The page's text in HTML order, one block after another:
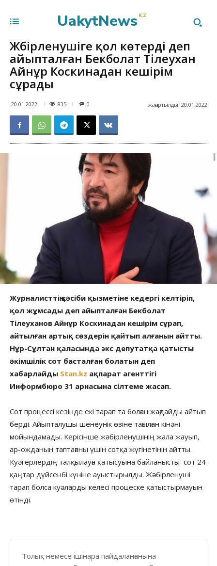
UakytNews KZ
Жәбірленушіге қол көтерді деп
айыпталған Бекболат Тілеухан
Айнұр Коскинадан кешірім
сұрады
20.01.2022 835 жаңартылды: 20.01.2022
0
Журналисттің кәсіби қызметіне кедергі келтіріп,
қол жұмсады деп айыпталған Бекболат
Тілеуханов Айнұр Коскинадан кешірім сұрап,
айтылған артық сөздерін қайтып алғанын айтты.
Нұр-Сұлтан қаласында экс депутатқа қатысты
әкімшілік сот басталған болатын деп
хабарлайды Stan.kz ақпарат агенттігі
Информбюро 31 арнасына сілтеме жасап.
Сот процессі кезінде екі тарап та болған жағдайды айтып
берді. Айыпталушы шенеунік өзіне тағылған кінәні
мойындамады. Керісінше жәбірленушінің жала жауып,
ар-ожданын таптағаны үшін сотқа жүгінетінін айтты.
Куәгерлердің талқылауға қатысуына байланысты сот 24
қаңтар дүйсенбі күніне ауыстырылды. Жәбірленуші
тарап болса куәларды келесі процеске қатыстырмауын
өтінді.
Толық немесе ішінара пайдаланғанына